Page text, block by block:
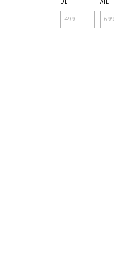
DE ATÉ